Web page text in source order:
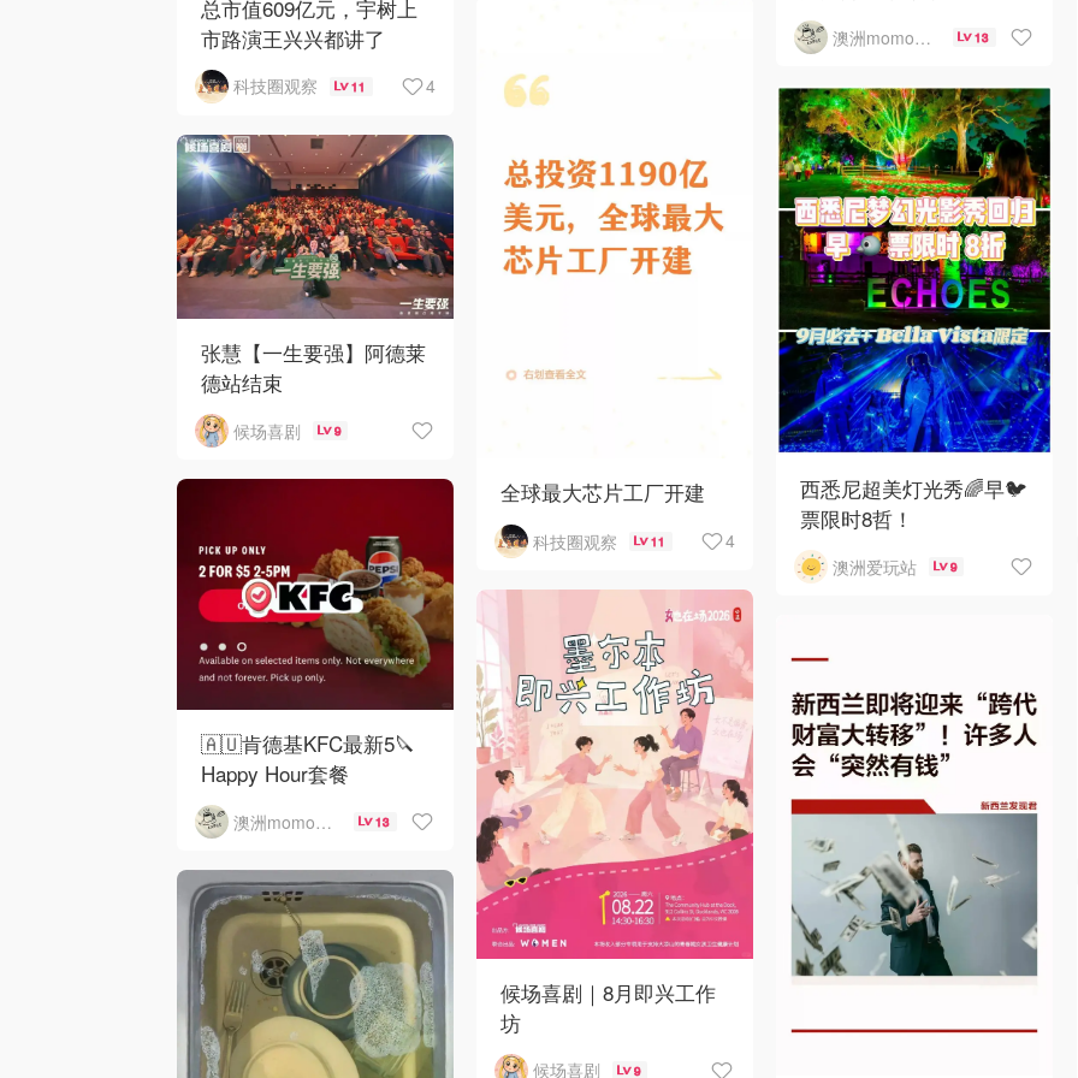
总市值609亿元，宇树上
市路演王兴兴都讲了
科技圈观察 11 4
澳洲momo爱吃 13
全球最大芯片工厂开建
科技圈观察 11 4
西悉尼超美灯光秀🌈早🐦
票限时8哲！
澳洲爱玩站 9
张慧【一生要强】阿德莱
德站结束
候场喜剧 9
🇦🇺肯德基KFC最新5🔪
Happy Hour套餐
澳洲momo爱吃 13
候场喜剧｜8月即兴工作
坊
候场喜剧 9